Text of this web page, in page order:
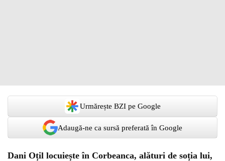
Urmărește BZI pe Google
Adaugă-ne ca sursă preferată în Google
Dani Oțil locuiește în Corbeanca, alături de soția lui,